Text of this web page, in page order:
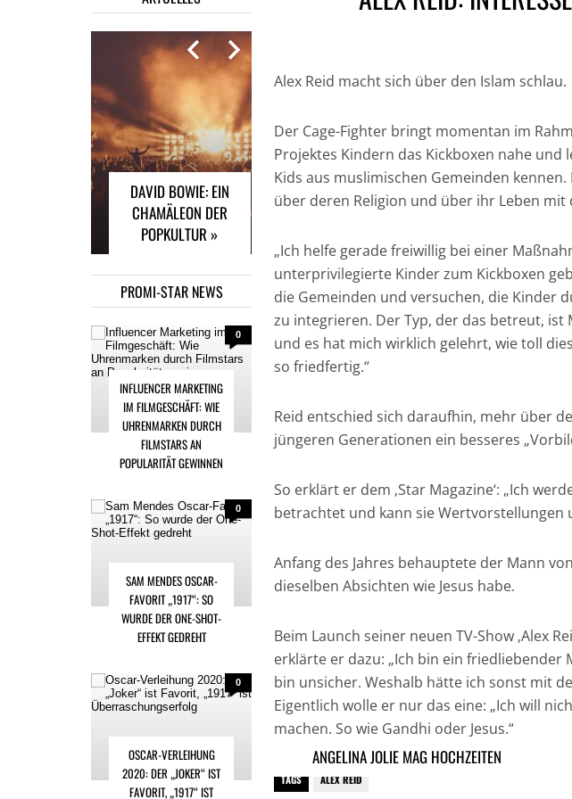
DAVID BOWIE: EIN
CHAMÄLEON DER
POPKULTUR »
MARKETING IM
FILMGESCHÄFT: WIE
UHRENMARKEN
DURCH FILMSTARS
AN POPULARITÄT
IN DER HAUPTROLLE:
DER CHRONOGRAF!
UHREN IN DER
PROMI-STAR NEWS
0
INFLUENCER MARKETING
IM FILMGESCHÄFT: WIE
UHRENMARKEN DURCH
FILMSTARS AN
POPULARITÄT GEWINNEN
0
SAM MENDES OSCAR-
FAVORIT „1917“: SO
WURDE DER ONE-SHOT-
EFFEKT GEDREHT
0
OSCAR-VERLEIHUNG
2020: DER „JOKER“ IST
FAVORIT, „1917“ IST
Alex Reid macht sich über den Islam schlau.
Der Cage-Fighter bringt momentan im
Projektes Kindern das Kickboxen nahe und
Kids aus muslimischen Gemeinden
über deren Religion und über ihr Leben mit
„Ich helfe gerade freiwillig bei einer
unterprivilegierte Kinder zum Kickboxen
die Gemeinden und versuchen, die Kinder
zu integrieren. Der Typ, der das betreut, ist
und es hat mich wirklich gelehrt, wie toll
so friedfertig.“
Reid entschied sich daraufhin, mehr über
jüngeren Generationen ein besseres
So erklärt er dem ‚Star Magazine‘: „Ich
betrachtet und kann sie Wertvorstellungen
Anfang des Jahres behauptete der Mann
dieselben Absichten wie Jesus habe.
Beim Launch seiner neuen TV-Show ‚Alex
erklärte er dazu: „Ich bin ein friedliebender
bin unsicher. Weshalb hätte ich sonst mit
Eigentlich wolle er nur das eine: „Ich will
machen. So wie Gandhi oder Jesus.“
TAGS ALEX REID
ANGELINA JOLIE MAG HOCHZEITEN